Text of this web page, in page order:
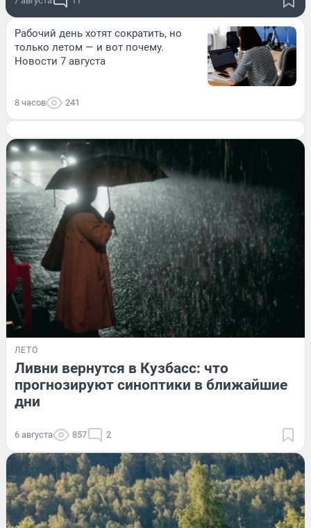
Рабочий день хотят сократить, но
только летом — и вот почему.
Новости 7 августа
8 часов 241
ЛЕТО
Ливни вернутся в Кузбасс: что
прогнозируют синоптики в ближайшие
дни
6 августа 857 2